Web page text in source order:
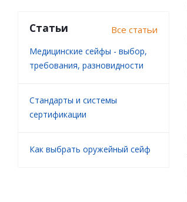
Статьи Все статьи
Медицинские сейфы - выбор,
требования, разновидности
Стандарты и системы
сертификации
Как выбрать оружейный сейф